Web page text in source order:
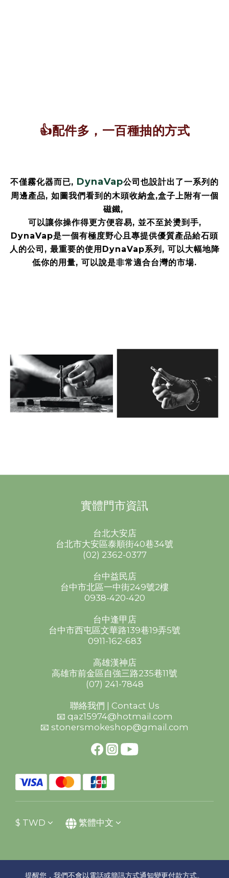
👍配件多，一百種抽的方式
不僅霧化器而已, DynaVap公司也設計出了一系列的
周邊產品, 如圖我們看到的木頭收納盒,盒子上附有一個
磁鐵,
可以讓你操作得更方便容易, 並不至於燙到手,
DynaVap是一個有極度野心且專提供優質產品給石頭
人的公司, 最重要的使用DynaVap系列, 可以大幅地降
低你的用量, 可以說是非常適合台灣的市場.
實體門市資訊
台北大安店
台北市大安區泰順街40巷34號
(02) 2362-0377
台中益民店
台中市北區一中街249號2樓
0938-420-420
台中逢甲店
台中市西屯區文華路139巷19弄5號
0911-162-683
高雄漢神店
高雄市前金區自強三路235巷11號
(07) 241-7848
聯絡我們 | Contact Us
📧 qaz15974@hotmail.com
📧 stonersmokeshop@gmail.com
$ TWD 繁體中文
提醒您，我們不會以電話或簡訊方式通知變更付款方式。